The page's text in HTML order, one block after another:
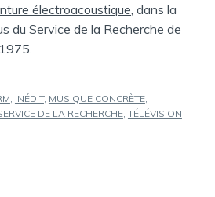
électroacoustique , dans la
du Service de la Recherche de
INÉDIT, MUSIQUE CONCRÈTE,
DE LA RECHERCHE, TÉLÉVISION